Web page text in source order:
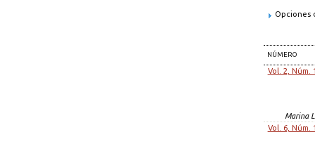
Opciones
NÚMERO
Vol. 2, Núm.
Marina
Vol. 6, Núm.